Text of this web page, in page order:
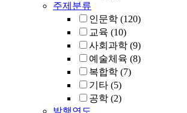
주제분류
인문학 (120)
교육 (10)
사회과학 (9)
예술체육 (8)
복합학 (7)
기타 (5)
공학 (2)
발행연도